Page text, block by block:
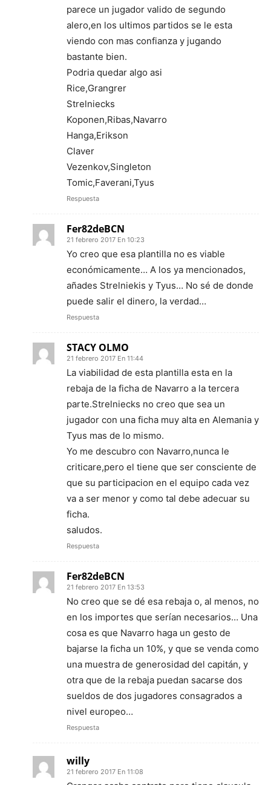
parece un jugador valido de segundo
alero,en los ultimos partidos se le esta
viendo con mas confianza y jugando
bastante bien.
Podria quedar algo asi
Rice,Grangrer
Strelniecks
Koponen,Ribas,Navarro
Hanga,Erikson
Claver
Vezenkov,Singleton
Tomic,Faverani,Tyus
Respuesta
Fer82deBCN
21 febrero 2017 En 10:23
Yo creo que esa plantilla no es viable
económicamente… A los ya mencionados,
añades Strelniekis y Tyus… No sé de donde
puede salir el dinero, la verdad…
Respuesta
STACY OLMO
21 febrero 2017 En 11:44
La viabilidad de esta plantilla esta en la
rebaja de la ficha de Navarro a la tercera
parte.Strelniecks no creo que sea un
jugador con una ficha muy alta en Alemania y
Tyus mas de lo mismo.
Yo me descubro con Navarro,nunca le
criticare,pero el tiene que ser consciente de
que su participacion en el equipo cada vez
va a ser menor y como tal debe adecuar su
ficha.
saludos.
Respuesta
Fer82deBCN
21 febrero 2017 En 13:53
No creo que se dé esa rebaja o, al menos, no
en los importes que serían necesarios… Una
cosa es que Navarro haga un gesto de
bajarse la ficha un 10%, y que se venda como
una muestra de generosidad del capitán, y
otra que de la rebaja puedan sacarse dos
sueldos de dos jugadores consagrados a
nivel europeo…
Respuesta
willy
21 febrero 2017 En 11:08